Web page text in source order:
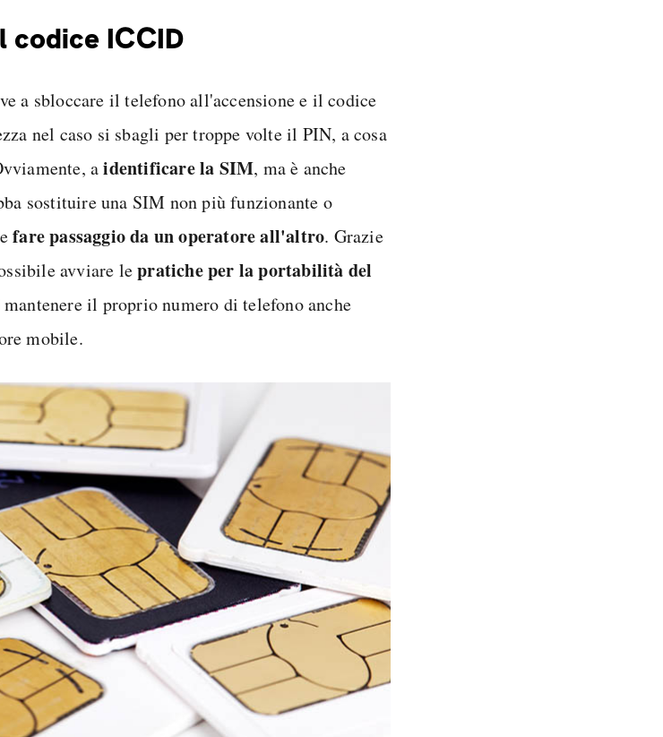
codice ICCID
a sbloccare il telefono all'accensione e il codice
nel caso si sbagli per troppe volte il PIN, a cosa
aidentificare la SIM, ma è anche
sostituire una SIM non più funzionante o
fare passaggio da un operatore all'altro. Grazie
avviare lepratiche per la portabilità del
il proprio numero di telefono anche
mobile.